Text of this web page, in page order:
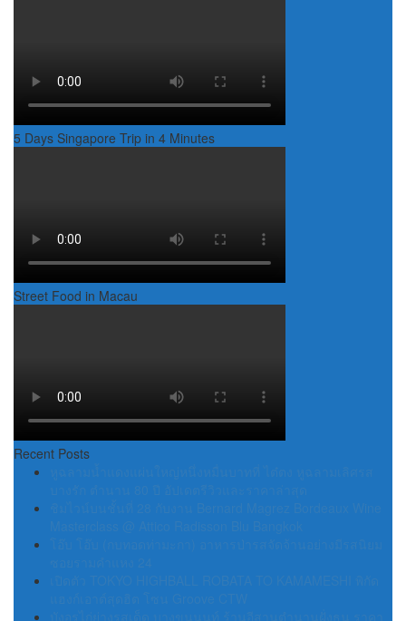
5 Days Singapore Trip in 4 Minutes
Street Food in Macau
Recent Posts